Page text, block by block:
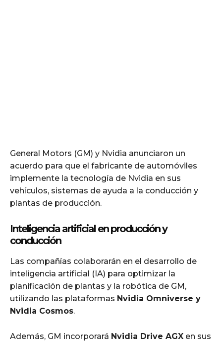
General Motors (GM) y Nvidia anunciaron un
acuerdo para que el fabricante de automóviles
implemente la tecnología de Nvidia en sus
vehículos, sistemas de ayuda a la conducción y
plantas de producción.
Inteligencia artificial en producción y
conducción
Las compañías colaborarán en el desarrollo de
inteligencia artificial (IA) para optimizar la
planificación de plantas y la robótica de GM,
utilizando las plataformas Nvidia Omniverse y
Nvidia Cosmos.
Además, GM incorporará Nvidia Drive AGX en sus